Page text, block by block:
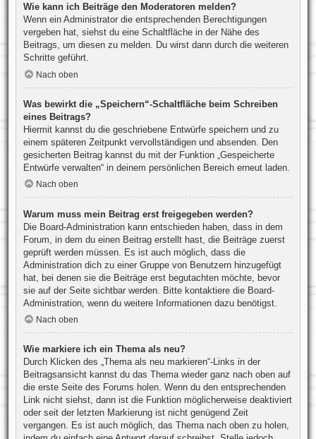
Wie kann ich Beiträge den Moderatoren melden?
Wenn ein Administrator die entsprechenden Berechtigungen
vergeben hat, siehst du eine Schaltfläche in der Nähe des
Beitrags, um diesen zu melden. Du wirst dann durch die weiteren
Schritte geführt.
Nach oben
Was bewirkt die „Speichern“-Schaltfläche beim Schreiben
eines Beitrags?
Hiermit kannst du die geschriebene Entwürfe speichern und zu
einem späteren Zeitpunkt vervollständigen und absenden. Den
gesicherten Beitrag kannst du mit der Funktion „Gespeicherte
Entwürfe verwalten“ in deinem persönlichen Bereich erneut laden.
Nach oben
Warum muss mein Beitrag erst freigegeben werden?
Die Board-Administration kann entschieden haben, dass in dem
Forum, in dem du einen Beitrag erstellt hast, die Beiträge zuerst
geprüft werden müssen. Es ist auch möglich, dass die
Administration dich zu einer Gruppe von Benutzern hinzugefügt
hat, bei denen sie die Beiträge erst begutachten möchte, bevor
sie auf der Seite sichtbar werden. Bitte kontaktiere die Board-
Administration, wenn du weitere Informationen dazu benötigst.
Nach oben
Wie markiere ich ein Thema als neu?
Durch Klicken des „Thema als neu markieren“-Links in der
Beitragsansicht kannst du das Thema wieder ganz nach oben auf
die erste Seite des Forums holen. Wenn du den entsprechenden
Link nicht siehst, dann ist die Funktion möglicherweise deaktiviert
oder seit der letzten Markierung ist nicht genügend Zeit
vergangen. Es ist auch möglich, das Thema nach oben zu holen,